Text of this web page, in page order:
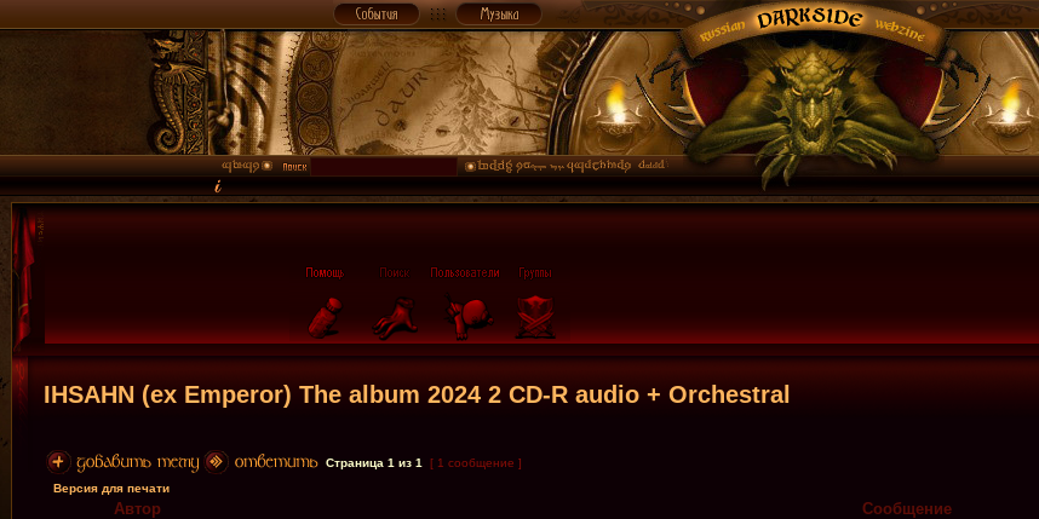
IHSAHN (ex Emperor) The album 2024 2 CD-R audio + Orchestral
Страница 1 из 1
[ 1 сообщение ]
Версия для печати
Автор Сообщение